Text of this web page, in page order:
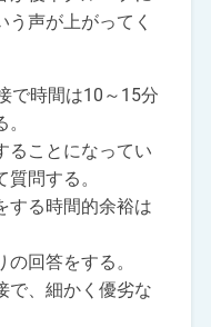
声が上がってく
で時間は10～15分
ことになってい
問する。
る時間的余裕は
回答をする。
、細かく優劣な